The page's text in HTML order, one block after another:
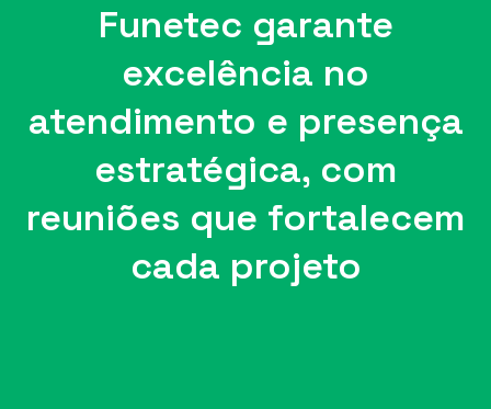
Funetec garante
excelência no
atendimento e presença
estratégica, com
reuniões que fortalecem
cada projeto